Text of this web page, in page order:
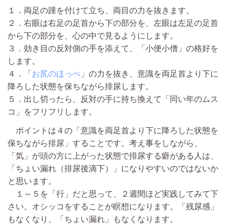
１．両足の踵を付けて立ち、両目の力を抜きます。
２．右眼は右足の足首から下の部分を、左眼は左足の足首
から下の部分を、心の中で見るようにします。
３．効き目の反対側の手を添えて、「小便小僧」の格好を
します。
４．「 お尻のほっぺ 」の力を抜き、意識を両足首より下に
降ろした状態を保ちながら排尿します。
５．出し切ったら、反対の手に持ち換えて「同い年のムス
コ」をフリフリします。
ポイントは４の「意識を両足首より下に降ろした状態を
保ちながら排尿」することです。考え事をしながら、
「気」が頭の方に上がった状態で排尿する癖がある人は、
「ちょい漏れ（排尿後滴下）」になりやすいのではないか
と思います。
１～５を「行」だと思って、２週間ほど実践してみて下
さい。オシッコをすることが瞑想になります。「残尿感」
もなくなり、「ちょい漏れ」もなくなります。